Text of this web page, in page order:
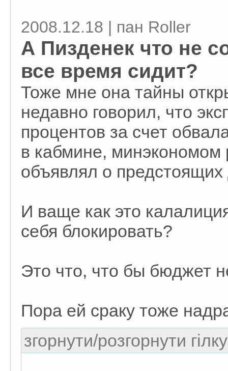
2008.12.18 | пан Roller
А Пизденек что не
все время сидит?
Тоже мне она тайны
недавно говорил, что
процентов за счет
в кабмине, минэкономом
объявлял о предстоящих
И ваще как это
себя блокировать?
Это что, что бы бюджет
Пора ей сраку тоже
згорнути/розгорнути